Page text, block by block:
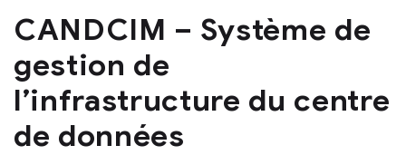
CANDCIM – Système de
gestion de
l’infrastructure du centre
de données